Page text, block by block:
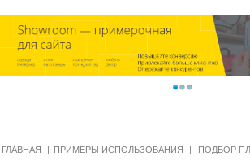
ГЛАВНАЯ ПРИМЕРЫ ИСПОЛЬЗОВАНИЯ ПОДБОР